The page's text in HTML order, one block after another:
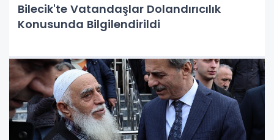
Bilecik'te Vatandaşlar Dolandırıcılık
Konusunda Bilgilendirildi